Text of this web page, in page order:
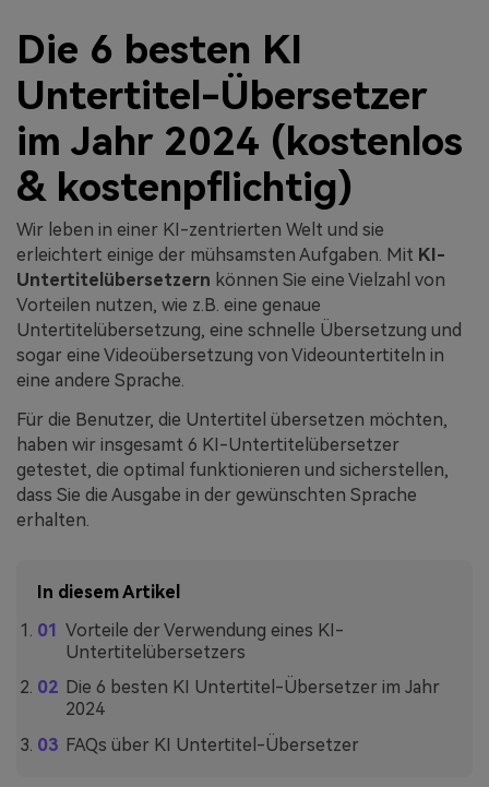
Die 6 besten KI
Untertitel-Übersetzer
im Jahr 2024 (kostenlos
& kostenpflichtig)
Wir leben in einer KI-zentrierten Welt und sie
erleichtert einige der mühsamsten Aufgaben. Mit KI-
Untertitelübersetzern können Sie eine Vielzahl von
Vorteilen nutzen, wie z.B. eine genaue
Untertitelübersetzung, eine schnelle Übersetzung und
sogar eine Videoübersetzung von Videountertiteln in
eine andere Sprache.
Für die Benutzer, die Untertitel übersetzen möchten,
haben wir insgesamt 6 KI-Untertitelübersetzer
getestet, die optimal funktionieren und sicherstellen,
dass Sie die Ausgabe in der gewünschten Sprache
erhalten.
In diesem Artikel
Vorteile der Verwendung eines KI-
Untertitelübersetzers
Die 6 besten KI Untertitel-Übersetzer im Jahr
2024
FAQs über KI Untertitel-Übersetzer